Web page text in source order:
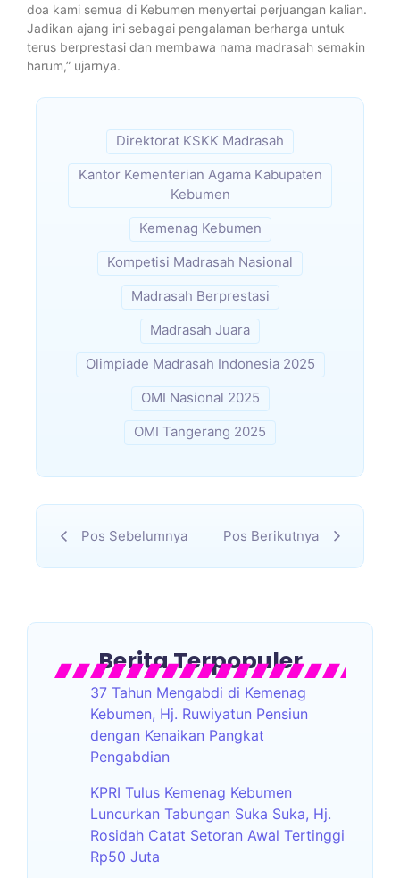
doa kami semua di Kebumen menyertai perjuangan kalian.
Jadikan ajang ini sebagai pengalaman berharga untuk
terus berprestasi dan membawa nama madrasah semakin
harum,” ujarnya.
Direktorat KSKK Madrasah
Kantor Kementerian Agama Kabupaten
Kebumen
Kemenag Kebumen
Kompetisi Madrasah Nasional
Madrasah Berprestasi
Madrasah Juara
Olimpiade Madrasah Indonesia 2025
OMI Nasional 2025
OMI Tangerang 2025
Pos Sebelumnya Pos Berikutnya
Berita Terpopuler
37 Tahun Mengabdi di Kemenag
Kebumen, Hj. Ruwiyatun Pensiun
dengan Kenaikan Pangkat
Pengabdian
KPRI Tulus Kemenag Kebumen
Luncurkan Tabungan Suka Suka, Hj.
Rosidah Catat Setoran Awal Tertinggi
Rp50 Juta